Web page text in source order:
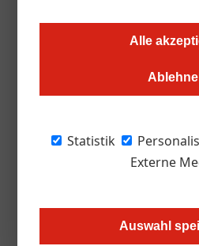
Alle
Statistik
Externe
Auswahl
Der Salzburger Hygiene-
auch berührungslose Armaturen
Das weltweite
alle zwei Jahre. Die für
erforderliche
vor handschriftlich. Das